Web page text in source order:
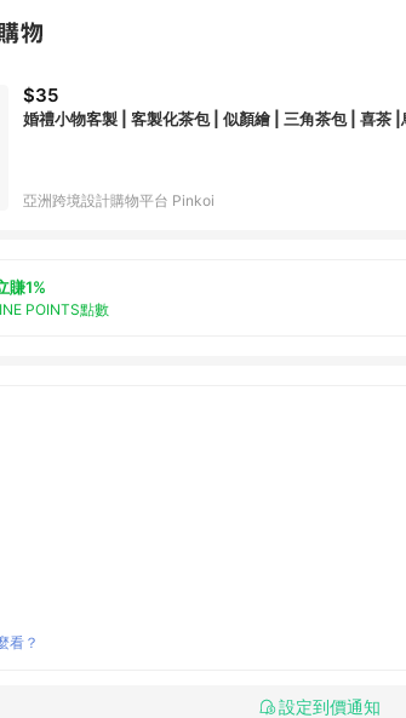
$35
婚禮小物客製 | 客製化茶包 | 似顏繪 | 三角茶包 | 喜茶 |
亞洲跨境設計購物平台 Pinkoi
賺1%
POINTS點數
看？
設定到價通知